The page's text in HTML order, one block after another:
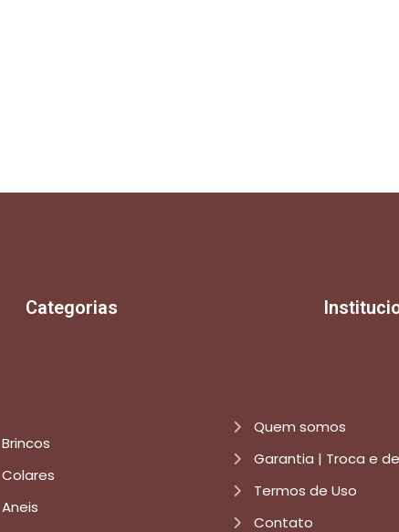
Categorias
Brincos
Colares
Aneis
Quem somos
Garantia | Troca e
Termos de Uso
Contato